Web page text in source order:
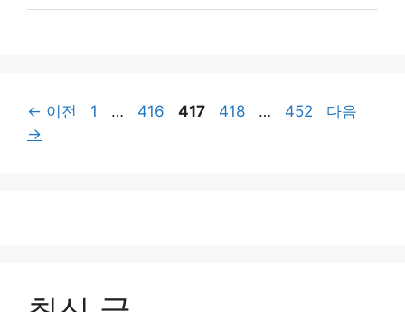
← 이전
페
1 …
페
416
페
417
페
418 …
페
452
다음
→